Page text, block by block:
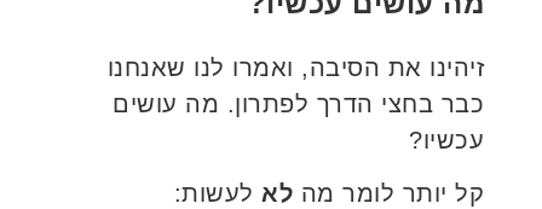
זיהינו את הסיבה, ואמרו לנו שאנחנו
כבר בחצי הדרך לפתרון. מה עושים
עכשיו?
קל יותר לומר מה לא לעשות: